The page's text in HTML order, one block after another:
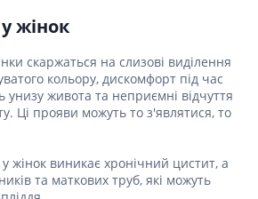
жінок
скаржаться на слизові виділення
кольору, дискомфорт під час
унизу живота та неприємні відчуття
Ці прояви можуть то з'являтися, то
жінок виникає хронічний цистит, а
та маткових труб, які можуть